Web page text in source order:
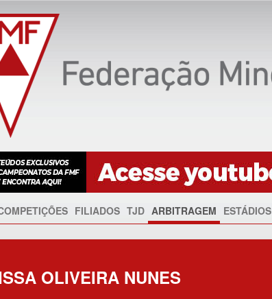
FILIADOS TJD ARBITRAGEM ESTÁDIOS
OLIVEIRA NUNES